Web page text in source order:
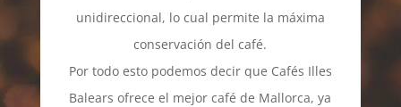
unidireccional, lo cual permite la máxima
conservación del café.
Por todo esto podemos decir que Cafés Illes
Balears ofrece el mejor café de Mallorca, ya